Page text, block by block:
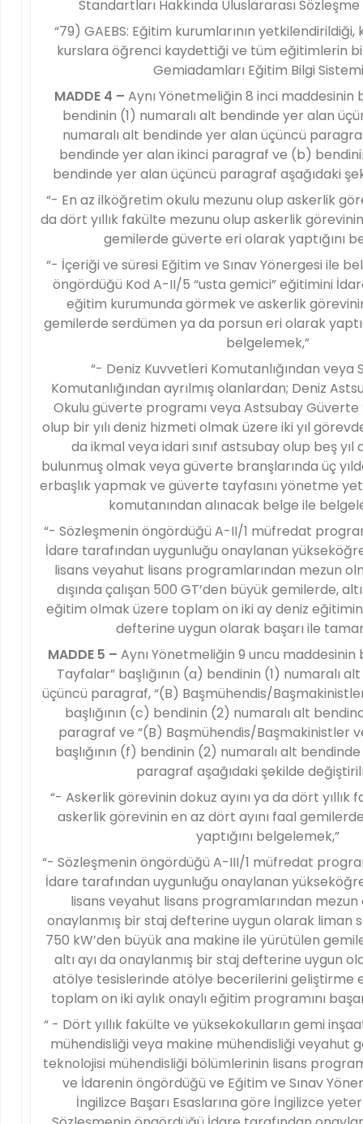
Standartları Hakkında Uluslararası Sözleşme
“79) GAEBS: Eğitim kurumlarının yetkilendirildiği,
kurslara öğrenci kaydettiği ve tüm eğitimlerin
Gemiadamları Eğitim Bilgi
MADDE 4 – Aynı Yönetmeliğin 8 inci maddesinin
bendinin (1) numaralı alt bendinde yer alan
numaralı alt bendinde yer alan üçüncü
bendinde yer alan ikinci paragraf ve (b)
bendinde yer alan üçüncü paragraf aşağıdaki
“- En az ilköğretim okulu mezunu olup askerlik
da dört yıllık fakülte mezunu olup askerlik
gemilerde güverte eri olarak yaptığını
“- İçeriği ve süresi Eğitim ve Sınav Yönergesi ile
öngördüğü Kod A-II/5 “usta gemici” eğitimini
eğitim kurumunda görmek ve askerlik
gemilerde serdümen ya da porsun eri olarak
belgelemek,”
“- Deniz Kuvvetleri Komutanlığından veya
Komutanlığından ayrılmış olanlardan; Deniz
Okulu güverte programı veya Astsubay Güverte
olup bir yılı deniz hizmeti olmak üzere iki yıl
da ikmal veya idari sınıf astsubay olup beş yıl
bulunmuş olmak veya güverte branşlarında üç
erbaşlık yapmak ve güverte tayfasını yönetme
komutanından alınacak belge ile
“- Sözleşmenin öngördüğü A-II/1 müfredat
İdare tarafından uygunluğu onaylanan
lisans veyahut lisans programlarından mezun
dışında çalışan 500 GT’den büyük gemilerde,
eğitim olmak üzere toplam on iki ay deniz
defterine uygun olarak başarı ile
MADDE 5 – Aynı Yönetmeliğin 9 uncu maddesinin
Tayfalar” başlığının (a) bendinin (1) numaralı
üçüncü paragraf, “(B) Başmühendis/
başlığının (c) bendinin (2) numaralı alt
paragraf ve “(B) Başmühendis/Başmakinistler
başlığının (f) bendinin (2) numaralı alt
paragraf aşağıdaki şekilde
“- Askerlik görevinin dokuz ayını ya da dört yıllık
askerlik görevinin en az dört ayını faal
yaptığını belgelemek,”
“- Sözleşmenin öngördüğü A-III/1 müfredat
İdare tarafından uygunluğu onaylanan
lisans veyahut lisans programlarından mezun
onaylanmış bir staj defterine uygun olarak liman
750 kW’den büyük ana makine ile yürütülen
altı ayı da onaylanmış bir staj defterine uygun
atölye tesislerinde atölye becerilerini geliştirme
toplam on iki aylık onaylı eğitim programını
“ - Dört yıllık fakülte ve yüksekokulların gemi
mühendisliği veya makine mühendisliği veyahut
teknolojisi mühendisliği bölümlerinin lisans
ve İdarenin öngördüğü ve Eğitim ve Sınav
İngilizce Başarı Esaslarına göre İngilizce